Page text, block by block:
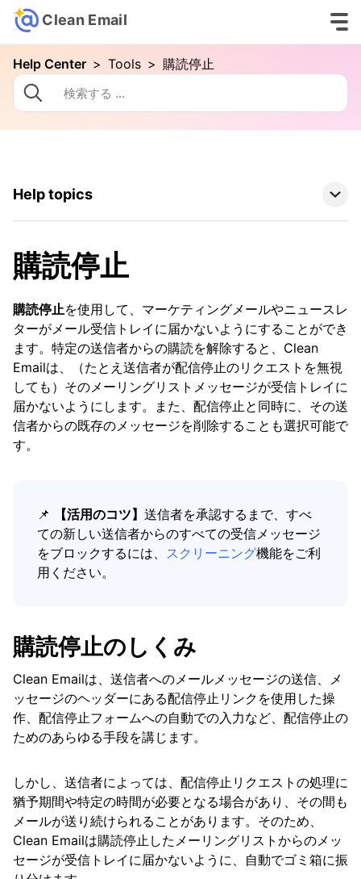
Clean Email
Help Center > Tools > 購読停止
Help topics
Tools
Auto Clean
Cleaning-suggestions
Control Center
Favorites
Privacy Monitor
Read-later
スクリーニング
Senders
How To
Cleaning
Auto Clean
購読停止
購読停止を使用して、マーケティングメールやニュースレ
ターがメール受信トレイに届かないようにすることができ
ます。特定の送信者からの購読を解除すると、Clean
Emailは、（たとえ送信者が配信停止のリクエストを無視
しても）そのメーリングリストメッセージが受信トレイに
届かないようにします。また、配信停止と同時に、その送
信者からの既存のメッセージを削除することも選択可能で
す。
📌 【活用のコツ】 送信者を承認するまで、すべ
ての新しい送信者からのすべての受信メッセージ
をブロックするには、 スクリーニング機能をご利
用ください。
購読停止のしくみ
Clean Emailは、送信者へのメールメッセージの送信、メ
ッセージのヘッダーにある配信停止リンクを使用した操
作、配信停止フォームへの自動での入力など、配信停止の
ためのあらゆる手段を講じます。
しかし、送信者によっては、配信停止リクエストの処理に
猶予期間や特定の時間が必要となる場合があり、その間も
メールが送り続けられることがあります。そのため、
Clean Emailは購読停止したメーリングリストからのメッ
セージが受信トレイに届かないように、自動でゴミ箱に振